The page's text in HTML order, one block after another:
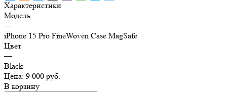
Характеристики
Модель
—
iPhone 15 Pro FineWoven Case MagSafe
Цвет
—
Black
Цена: 9 000 руб.
В корзину